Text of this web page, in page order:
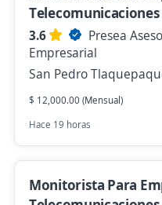
Telecomunicaciones
3.6
Presea
Empresarial
San Pedro
$ 12,000.00 (Mensual)
Hace 19 horas
Monitorista Para